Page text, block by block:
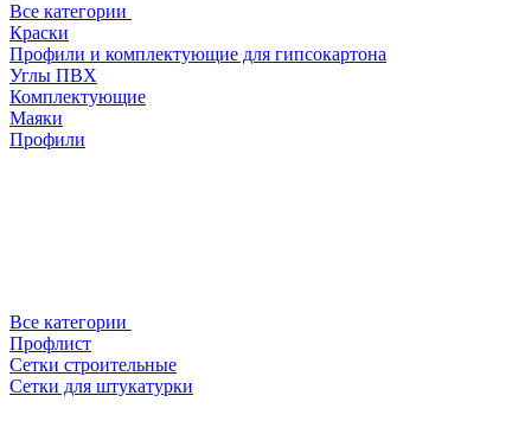
Все категории
Краски
Профили и комплектующие для гипсокартона
Углы ПВХ
Комплектующие
Маяки
Профили
Все категории
Профлист
Сетки строительные
Сетки для штукатурки